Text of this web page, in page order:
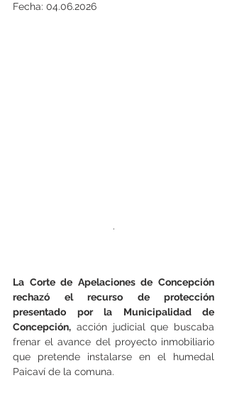
Fecha: 04.06.2026
.
La Corte de Apelaciones de Concepción
rechazó el recurso de protección
presentado por la Municipalidad de
Concepción, acción judicial que buscaba
frenar el avance del proyecto inmobiliario
que pretende instalarse en el humedal
Paicaví de la comuna.